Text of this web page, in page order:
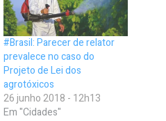
#Brasil: Parecer de relator
prevalece no caso do
Projeto de Lei dos
agrotóxicos
26 junho 2018 - 12h13
Em "Cidades"